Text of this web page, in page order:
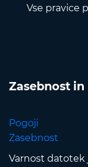
Vse pravice
Zasebnost
Pogoji
Zasebnost
Varnost datotek